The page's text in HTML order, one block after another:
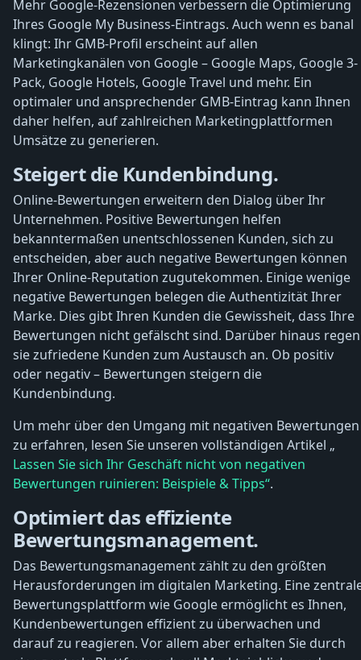
Mehr Google-Rezensionen verbessern die Optimierung
Ihres Google My Business-Eintrags. Auch wenn es banal
klingt: Ihr GMB-Profil erscheint auf allen
Marketingkanälen von Google – Google Maps, Google 3-
Pack, Google Hotels, Google Travel und mehr. Ein
optimaler und ansprechender GMB-Eintrag kann Ihnen
daher helfen, auf zahlreichen Marketingplattformen
Umsätze zu generieren.
Steigert die Kundenbindung.
Online-Bewertungen erweitern den Dialog über Ihr
Unternehmen. Positive Bewertungen helfen
bekanntermaßen unentschlossenen Kunden, sich zu
entscheiden, aber auch negative Bewertungen können
Ihrer Online-Reputation zugutekommen. Einige wenige
negative Bewertungen belegen die Authentizität Ihrer
Marke. Dies gibt Ihren Kunden die Gewissheit, dass Ihre
Bewertungen nicht gefälscht sind. Darüber hinaus regen
sie zufriedene Kunden zum Austausch an. Ob positiv
oder negativ – Bewertungen steigern die
Kundenbindung.
Um mehr über den Umgang mit negativen Bewertungen
zu erfahren, lesen Sie unseren vollständigen Artikel „
Lassen Sie sich Ihr Geschäft nicht von negativen
Bewertungen ruinieren: Beispiele & Tipps“.
Optimiert das effiziente
Bewertungsmanagement.
Das Bewertungsmanagement zählt zu den größten
Herausforderungen im digitalen Marketing. Eine
Bewertungsplattform wie Google ermöglicht es Ihnen,
Kundenbewertungen effizient zu überwachen und
darauf zu reagieren. Vor allem aber erhalten Sie durch